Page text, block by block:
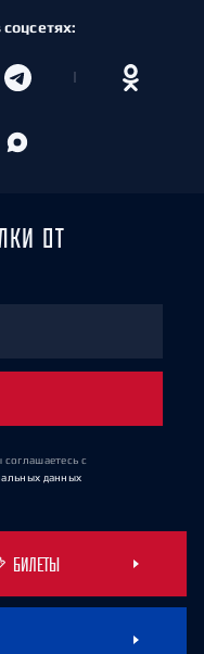
ОТ
с
данных
БИЛЕТЫ